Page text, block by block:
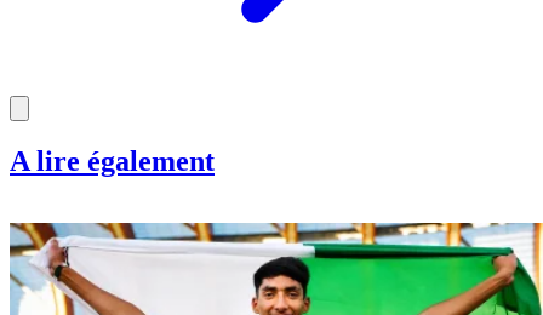
A lire également